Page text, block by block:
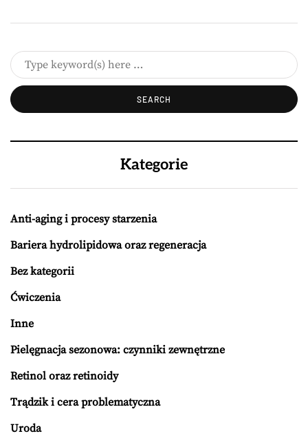
Kategorie
Anti-aging i procesy starzenia
Bariera hydrolipidowa oraz regeneracja
Bez kategorii
Ćwiczenia
Inne
Pielęgnacja sezonowa: czynniki zewnętrzne
Retinol oraz retinoidy
Trądzik i cera problematyczna
Uroda